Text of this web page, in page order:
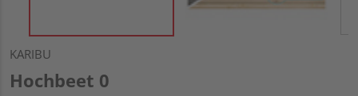
KARIBU
Hochbeet 0